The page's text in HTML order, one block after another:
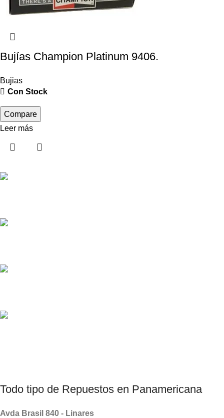
Bujías Champion Platinum 9406.
Bujias
Con Stock
Compare
Leer más
Todo tipo de Repuestos en Panamericana
Avda Brasil 840 - Linares